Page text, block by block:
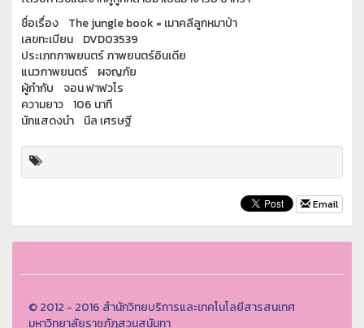
ชื่อเรื่อง The jungle book = เมาคลีลูกหมาป่า
เลขทะเบียน DVD03539
ประเภทภาพยนตร์ ภาพยนตร์อินเดีย
แนวภาพยนตร์ ผจญภัย
ผู้กำกับ จอน ฟาฟวโร
ความยาว 106 นาที
นักแสดงนำ นีล เศรษฐี
Email
© 2012 - 2016 สำนักวิทยบริการและเทคโนโลยีสารสนเทศ
มหาวิทยาลัยราชภัฏสวนสุนันทา